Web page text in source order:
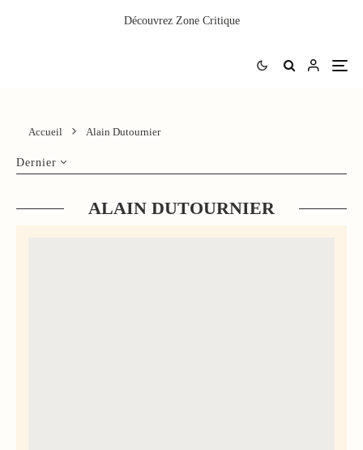
Découvrez Zone Critique
Accueil Alain Dutournier
Dernier
ALAIN DUTOURNIER